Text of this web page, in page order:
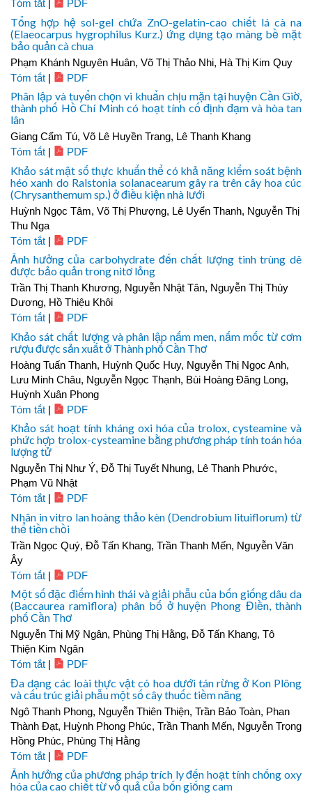
Tóm tắt PDF
Tổng hợp hệ sol-gel chứa ZnO-gelatin-cao chiết lá cà na
(Elaeocarpus hygrophilus Kurz.) ứng dụng tạo màng bề mặt
bảo quản cà chua
Phạm Khánh Nguyên Huân, Võ Thị Thảo Nhi, Hà Thị Kim Quy
Tóm tắt | PDF
Phân lập và tuyển chọn vi khuẩn chịu mặn tại huyện Cần Giờ,
thành phố Hồ Chí Minh có hoạt tính cố định đạm và hòa tan
lân
Giang Cẩm Tú, Võ Lê Huyền Trang, Lê Thanh Khang
Tóm tắt | PDF
Khảo sát mật số thực khuẩn thể có khả năng kiểm soát bệnh
héo xanh do Ralstonia solanacearum gây ra trên cây hoa cúc
(Chrysanthemum sp.) ở điều kiện nhà lưới
Huỳnh Ngọc Tâm, Võ Thị Phượng, Lê Uyển Thanh, Nguyễn Thị
Thu Nga
Tóm tắt | PDF
Ảnh hưởng của carbohydrate đến chất lượng tinh trùng dê
được bảo quản trong nitơ lỏng
Trần Thị Thanh Khương, Nguyễn Nhật Tân, Nguyễn Thị Thùy
Dương, Hồ Thiệu Khôi
Tóm tắt | PDF
Khảo sát chất lượng và phân lập nấm men, nấm mốc từ cơm
rượu được sản xuất ở Thành phố Cần Thơ
Hoàng Tuấn Thanh, Huỳnh Quốc Huy, Nguyễn Thị Ngọc Anh,
Lưu Minh Châu, Nguyễn Ngọc Thạnh, Bùi Hoàng Đăng Long,
Huỳnh Xuân Phong
Tóm tắt | PDF
Khảo sát hoạt tính kháng oxi hóa của trolox, cysteamine và
phức hợp trolox-cysteamine bằng phương pháp tính toán hóa
lượng tử
Nguyễn Thị Như Ý, Đỗ Thị Tuyết Nhung, Lê Thanh Phước,
Phạm Vũ Nhật
Tóm tắt | PDF
Nhân in vitro lan hoàng thảo kèn (Dendrobium lituiflorum) từ
thể tiền chồi
Trần Ngọc Quý, Đỗ Tấn Khang, Trần Thanh Mến, Nguyễn Văn
Ây
Tóm tắt | PDF
Một số đặc điểm hình thái và giải phẫu của bốn giống dâu da
(Baccaurea ramiflora) phân bố ở huyện Phong Điền, thành
phố Cần Thơ
Nguyễn Thị Mỹ Ngân, Phùng Thị Hằng, Đỗ Tấn Khang, Tô
Thiện Kim Ngân
Tóm tắt | PDF
Đa dạng các loài thực vật có hoa dưới tán rừng ở Kon Plông
và cấu trúc giải phẫu một số cây thuốc tiềm năng
Ngô Thanh Phong, Nguyễn Thiên Thiện, Trần Bảo Toàn, Phan
Thành Đạt, Huỳnh Phong Phúc, Trần Thanh Mến, Nguyễn Trọng
Hồng Phúc, Phùng Thị Hằng
Tóm tắt | PDF
Ảnh hưởng của phương pháp trích ly đến hoạt tính chống oxy
hóa của cao chiết từ vỏ quả của bốn giống cam